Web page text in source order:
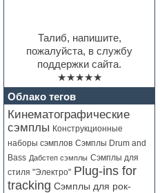
Талиб, напишите,
пожалуйста, в службу
поддержки сайта.
★★★★★
Облако тегов
Кинематографические
сэмплы Конструкционные
наборы сэмплов Сэмплы Drum and
Bass Дабстеп сэмплы Сэмплы для
стиля "Электро" Plug-ins for
tracking Сэмплы для рок-